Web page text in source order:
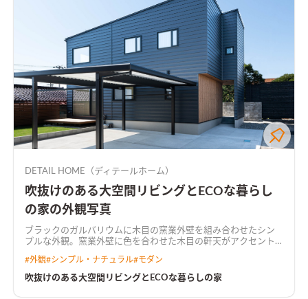
DETAIL HOME（ディテールホーム）
吹抜けのある大空間リビングとECOな暮らし
の家の外観写真
ブラックのガルバリウムに木目の窯業外壁を組み合わせたシン
プルな外観。窯業外壁に色を合わせた木目の軒天がアクセント
せる為に、浴室などの水廻りを2階にもっていくことによって、
1階の居住スペースを広く有効活用できる間取りに。 吹抜けを取
#外観#シンプル・ナチュラル#モダン
吹抜けのある大空間リビングとECOな暮らしの家